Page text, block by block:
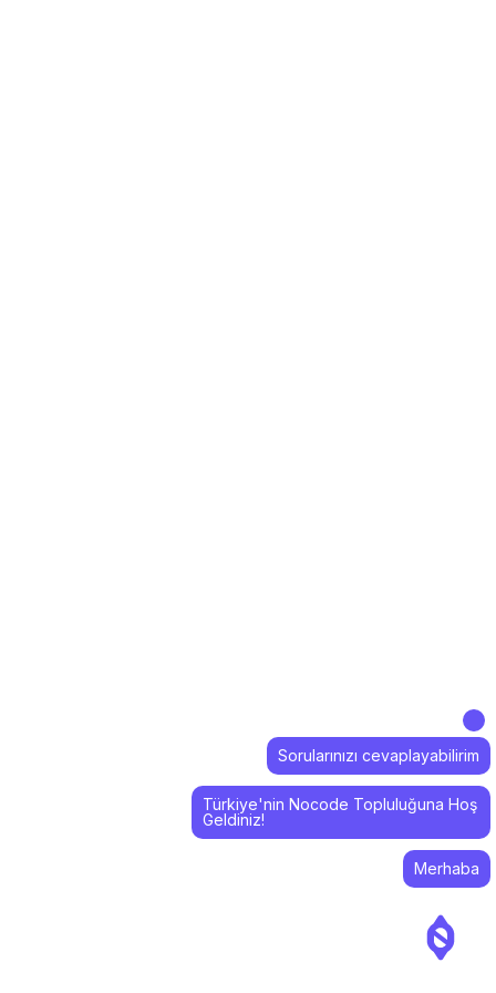
Merhaba
Türkiye'nin Nocode Topluluğuna Hoş
Geldiniz!
Sorularınızı cevaplayabilirim